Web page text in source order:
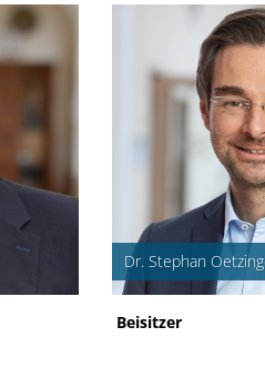
Dr. Stephan
Beisitzer